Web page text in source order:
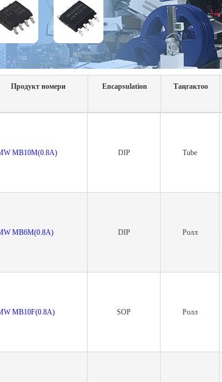
Продукт номери Encapsulation Таңгактоо
MB10M(0.8A) DIP Tube
MB6M(0.8A) DIP Ролл
MB10F(0.8A) SOP Ролл